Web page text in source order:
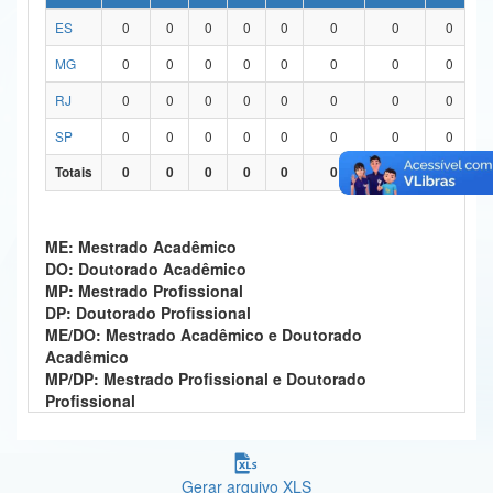
Ministério da Ciência, Tecnologia, Inovações e Comunicações
Ministério do Meio Ambiente
Ministério do Turismo
Ministério do Desenvolvimento Regional
Ministério da Mulher, da Família e dos Direitos Humanos
Secretaria-Geral
Secretaria de Governo
Gabinete de Segurança Institucional
ES
0 0 0 0 0 0 0 0
MG
0 0 0 0 0 0 0 0
RJ
0 0 0 0 0 0 0 0
SP
0 0 0 0 0 0 0 0
Totais
0 0 0 0 0 0 0 0
ME: Mestrado Acadêmico
DO: Doutorado Acadêmico
MP: Mestrado Profissional
DP: Doutorado Profissional
ME/DO: Mestrado Acadêmico e Doutorado
Acadêmico
MP/DP: Mestrado Profissional e Doutorado
Profissional
Gerar arquivo XLS